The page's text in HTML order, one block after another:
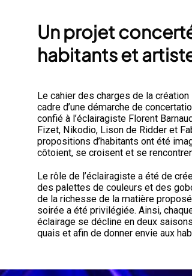
Un projet
habitants et
Le cahier des charges de la
cadre d’une démarche de
confié à l’éclairagiste Florent
Fizet, Nikodio, Lison de Ridder et
propositions d’habitants ont été
côtoient, se croisent et se
Le rôle de l’éclairagiste a été de
des palettes de couleurs et des
de la richesse de la matière
soirée a été privilégiée. Ainsi,
éclairage se décline en deux
quais et afin de donner envie aux